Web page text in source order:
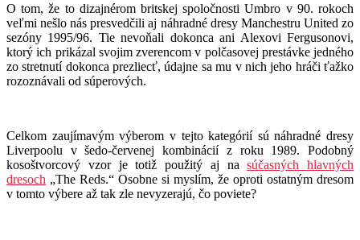
O tom, že to dizajnérom britskej spoločnosti Umbro v 90. rokoch
veľmi nešlo nás presvedčili aj náhradné dresy Manchestru United zo
sezóny 1995/96. Tie nevoňali dokonca ani Alexovi Fergusonovi,
ktorý ich prikázal svojim zverencom v polčasovej prestávke jedného
zo stretnutí dokonca prezliecť, údajne sa mu v nich jeho hráči ťažko
rozoznávali od súperových.
Celkom zaujímavým výberom v tejto kategórií sú náhradné dresy
Liverpoolu v šedo-červenej kombinácií z roku 1989. Podobný
kosoštvorcový vzor je totiž použitý aj nasúčasných hlavných
dresoch „The Reds.“ Osobne si myslím, že oproti ostatným dresom
v tomto výbere až tak zle nevyzerajú, čo poviete?